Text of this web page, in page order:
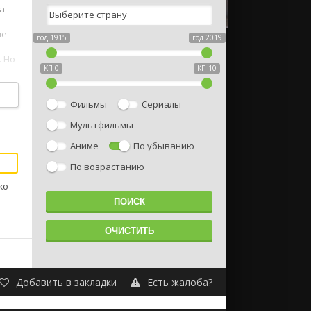
Но
год 1915 год 2019
КП 0 КП 10
Фильмы
Сериалы
Мультфильмы
Аниме
По убыванию
По возрастанию
Добавить в закладки Есть жалоба?